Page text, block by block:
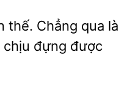
thế. Chẳng qua là
chịu đựng được